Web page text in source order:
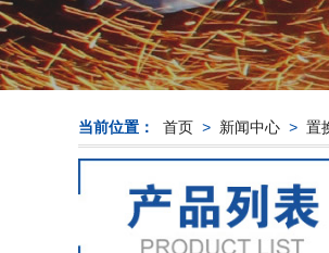
当前位置： 首页 > 新闻中心 > 置